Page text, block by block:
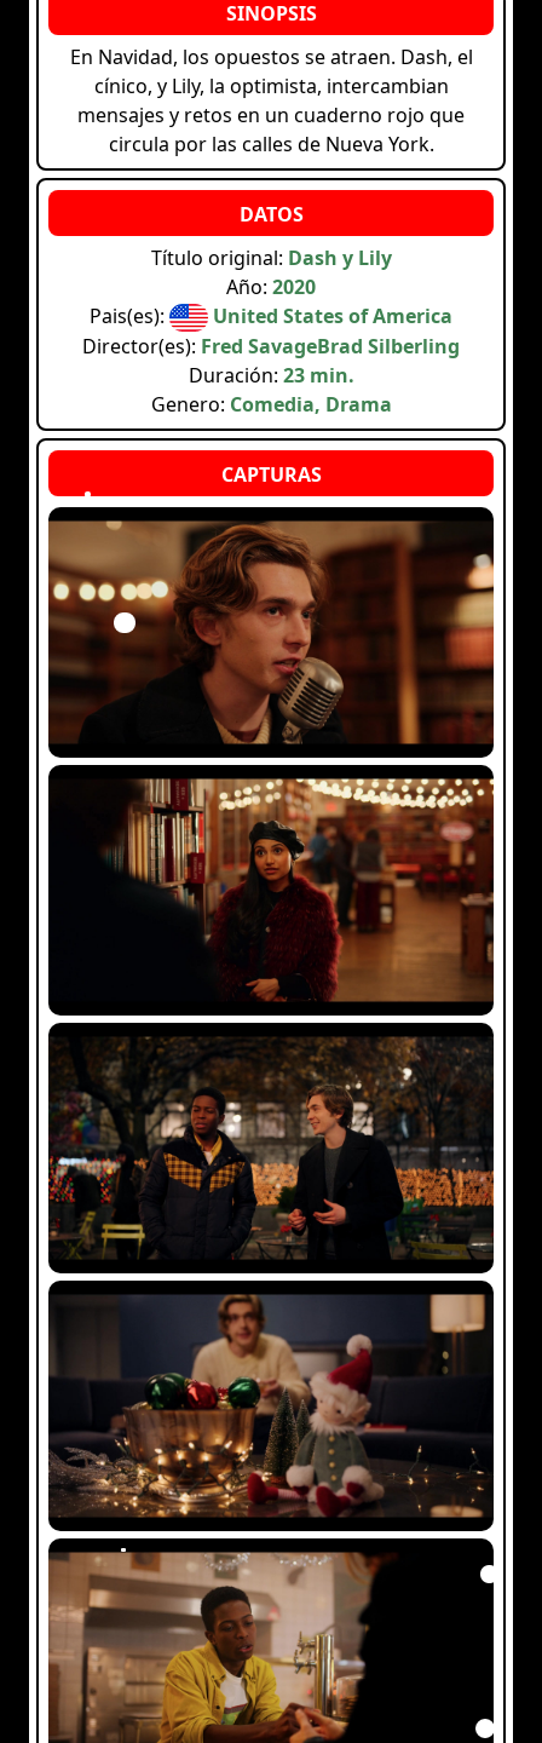
En Navidad, los opuestos se atraen. Dash, el
cínico, y Lily, la optimista, intercambian
mensajes y retos en un cuaderno rojo que
circula por las calles de Nueva York.
Título original: Dash y Lily
Año: 2020
Pais(es):
United States of America
Director(es): Fred SavageBrad Silberling
Duración: 23 min.
Genero: Comedia, Drama